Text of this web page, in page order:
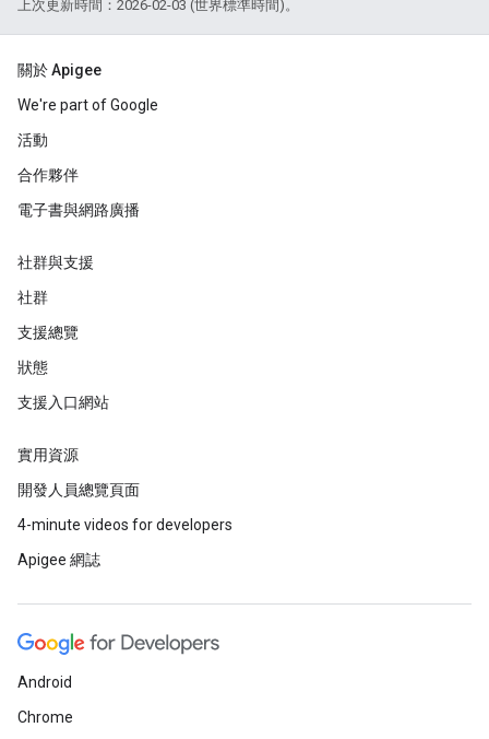
上次更新時間：2026-02-03 (世界標準時間)。
關於 Apigee
We're part of Google
活動
合作夥伴
電子書與網路廣播
社群與支援
社群
支援總覽
狀態
支援入口網站
實用資源
開發人員總覽頁面
4-minute videos for developers
Apigee 網誌
Android
Chrome